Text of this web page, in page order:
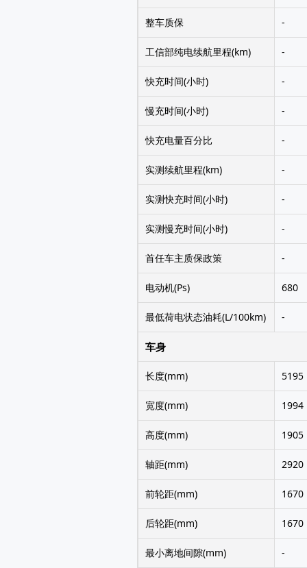
整车质保 -
工信部纯电续航里程(km) -
快充时间(小时) -
慢充时间(小时) -
快充电量百分比 -
实测续航里程(km) -
实测快充时间(小时) -
实测慢充时间(小时) -
首任车主质保政策 -
电动机(Ps) 680
最低荷电状态油耗(L/100km) -
车身
长度(mm) 5195
宽度(mm) 1994
高度(mm) 1905
轴距(mm) 2920
前轮距(mm) 1670
后轮距(mm) 1670
最小离地间隙(mm) -